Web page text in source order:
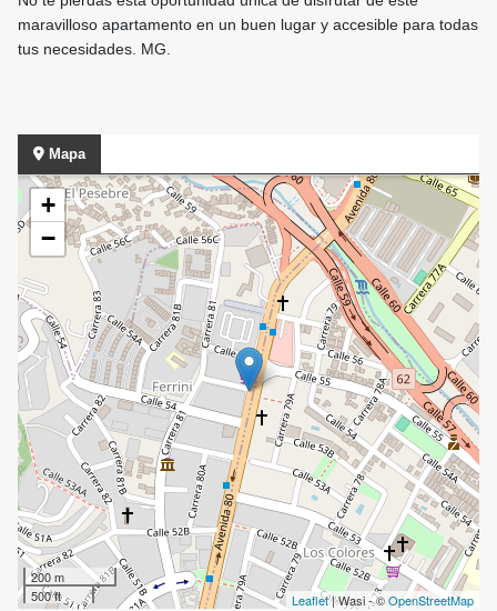
maravilloso apartamento en un buen lugar y accesible para todas
tus necesidades. MG.
Mapa
+
−
200 m
500 ft
Leaflet| Wasi - ©OpenStreetMap